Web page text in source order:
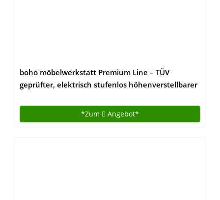
boho möbelwerkstatt Premium Line – TÜV
geprüfter, elektrisch stufenlos höhenverstellbarer
Steuerung und Softstart/Stop Funktion. Made IN
Germany
*Zum Angebot*